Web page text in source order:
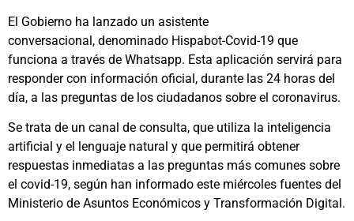
El Gobierno ha lanzado un asistente
conversacional, denominado Hispabot-Covid-19 que
funciona a través de Whatsapp. Esta aplicación servirá para
responder con información oficial, durante las 24 horas del
día, a las preguntas de los ciudadanos sobre el coronavirus.
Se trata de un canal de consulta, que utiliza la inteligencia
artificial y el lenguaje natural y que permitirá obtener
respuestas inmediatas a las preguntas más comunes sobre
el covid-19, según han informado este miércoles fuentes del
Ministerio de Asuntos Económicos y Transformación Digital.